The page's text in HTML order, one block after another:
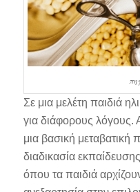
Σε μια μελέτη παιδιά
για διάφορους λόγους.
μια βασική μεταβατική
διαδικασία
όπου τα παιδιά